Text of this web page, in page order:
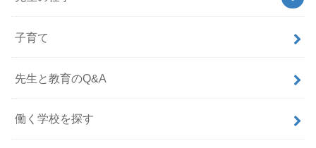
子育て
先生と教育のQ&A
働く学校を探す